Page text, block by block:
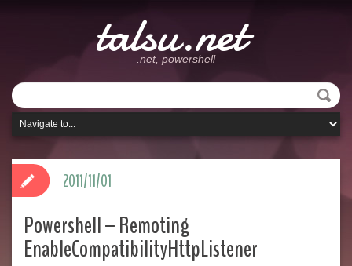
talsu.net
.net, powershell
Powershell – Remoting
EnableCompatibilityHttpListener
2011/11/01